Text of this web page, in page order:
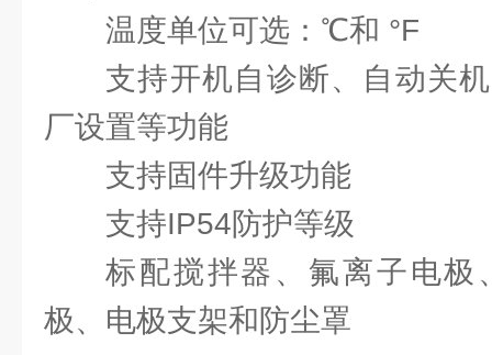
温度单位可选：℃和 °F
支持开机自诊断、自动关
厂设置等功能
支持固件升级功能
支持IP54防护等级
标配搅拌器、氟离子电极
极、电极支架和防尘罩